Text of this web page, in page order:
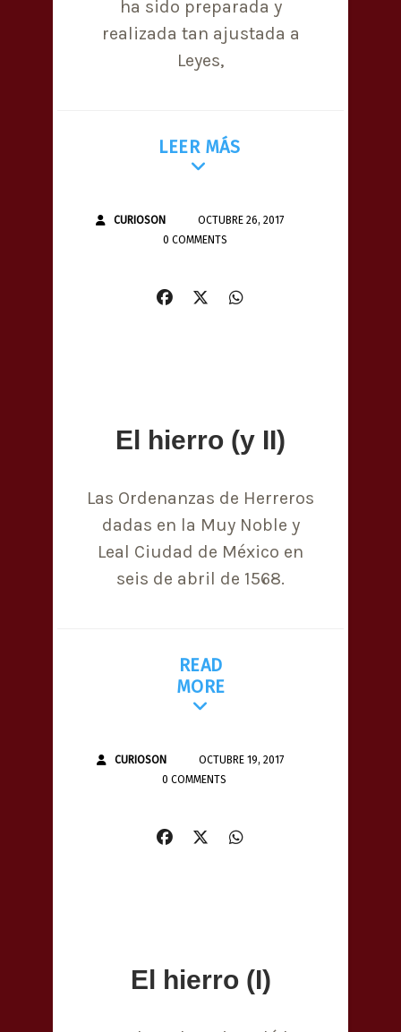
ha sido preparada y
realizada tan ajustada a
Leyes,
LEER MÁS
CURIOSON
OCTUBRE 26, 2017
0 COMMENTS
El hierro (y II)
Las Ordenanzas de Herreros
dadas en la Muy Noble y
Leal Ciudad de México en
seis de abril de 1568.
READ
MORE
CURIOSON
OCTUBRE 19, 2017
0 COMMENTS
El hierro (I)